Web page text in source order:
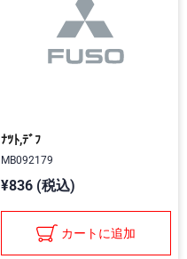
ﾅﾂﾄ,ﾃﾞﾌ
MB092179
¥836 (税込)
カートに追加